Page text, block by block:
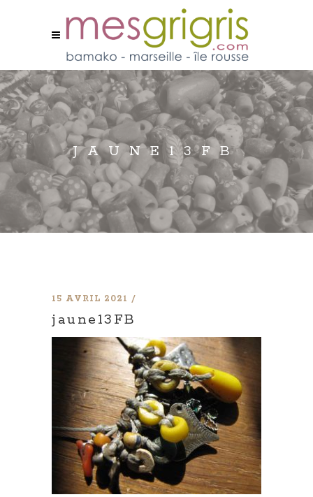
JAUNE13FB
15 AVRIL 2021
jaune13FB